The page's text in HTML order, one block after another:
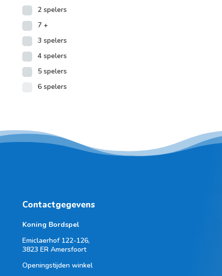
2 spelers
7 +
3 spelers
4 spelers
5 spelers
6 spelers
Contactgegevens
Koning Bordspel
Emiclaerhof 122-126,
3823 ER Amersfoort
Openingstijden winkel